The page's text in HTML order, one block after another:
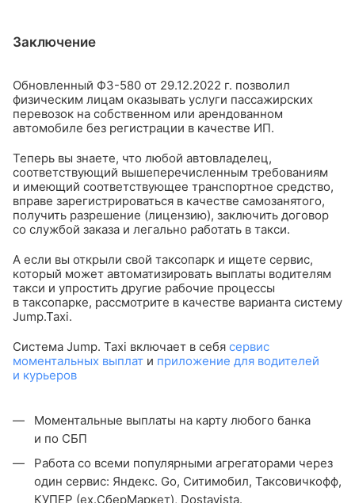
Заключение
Обновленный ФЗ-580 от 29.12.2022 г. позволил
физическим лицам оказывать услуги пассажирских
перевозок на собственном или арендованном
автомобиле без регистрации в качестве ИП.
Теперь вы знаете, что любой автовладелец,
соответствующий вышеперечисленным требованиям
и имеющий соответствующее транспортное средство,
вправе зарегистрироваться в качестве самозанятого,
получить разрешение (лицензию), заключить договор
со службой заказа и легально работать в такси.
А если вы открыли свой таксопарк и ищете сервис,
который может автоматизировать выплаты водителям
такси и упростить другие рабочие процессы
в таксопарке, рассмотрите в качестве варианта систему
Jump.Taxi.
Система Jump. Taxi включает в себя сервис
моментальных выплат и приложение для водителей
и курьеров
Моментальные выплаты на карту любого банка
и по СБП
Работа со всеми популярными агрегаторами через
один сервис: Яндекс. Go, Ситимобил, Таксовичкофф,
КУПЕР (ex.СберМаркет), Dostavista.